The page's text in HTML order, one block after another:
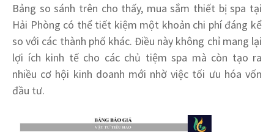
Bảng so sánh trên cho thấy, mua sắm thiết bị spa tại
Hải Phòng có thể tiết kiệm một khoản chi phí đáng kể
so với các thành phố khác. Điều này không chỉ mang lại
lợi ích kinh tế cho các chủ tiệm spa mà còn tạo ra
nhiều cơ hội kinh doanh mới nhờ việc tối ưu hóa vốn
đầu tư.